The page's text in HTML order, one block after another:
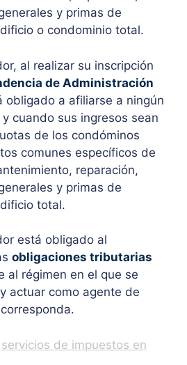
y primas de
o condominio total.
al realizar su inscripción
de Administración
obligado a afiliarse a ningún
cuando sus ingresos sean
de los condóminos
comunes específicos de
reparación,
y primas de
total.
está obligado al
obligaciones tributarias
al régimen en el que se
actuar como agente de
servicios de impuestos en